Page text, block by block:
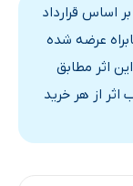
اساس قرارداد
عرضه شده
اثر مطابق
از هر خرید